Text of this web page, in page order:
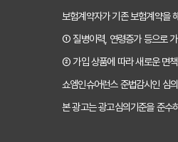
보험계약자가 기존 보험계약을
① 질병이력, 연령증가 등으로
② 가입 상품에 따라 새로운 면
쇼엠인슈어런스 준법감시인
본 광고는 광고심의기준을 준수